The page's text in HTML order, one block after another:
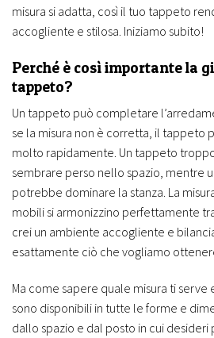
misura si adatta, così il tuo tappeto
accogliente e stilosa. Iniziamo subito!
Perché è così importante la
tappeto?
Un tappeto può completare
se la misura non è corretta, il tappeto
molto rapidamente. Un tappeto
sembrare perso nello spazio, mentre
potrebbe dominare la stanza. La
mobili si armonizzino perfettamente
crei un ambiente accogliente e
esattamente ciò che vogliamo
Ma come sapere quale misura ti serve
sono disponibili in tutte le forme e
dallo spazio e dal posto in cui desideri